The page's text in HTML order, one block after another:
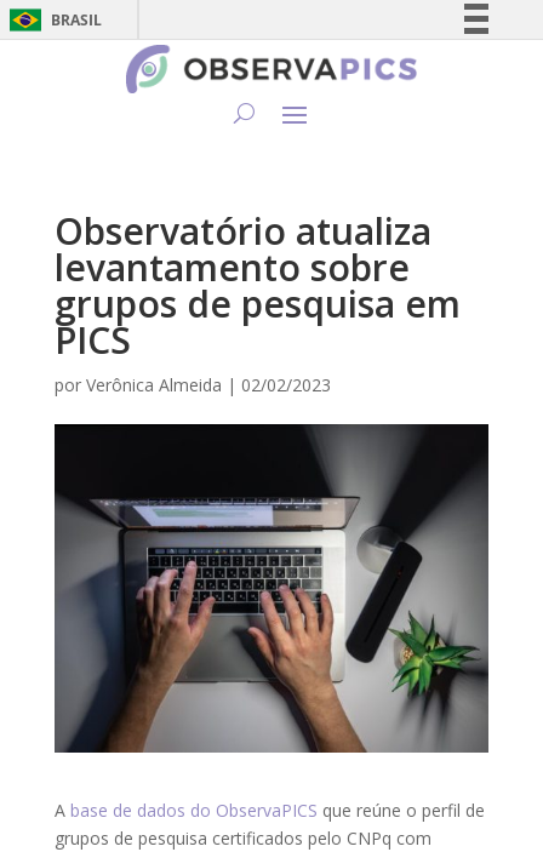
BRASIL
Simplifique!
Canais
Observatório atualiza
levantamento sobre
grupos de pesquisa em
PICS
por Verônica Almeida | 02/02/2023
A base de dados do ObservaPICS que reúne o perfil de
grupos de pesquisa certificados pelo CNPq com